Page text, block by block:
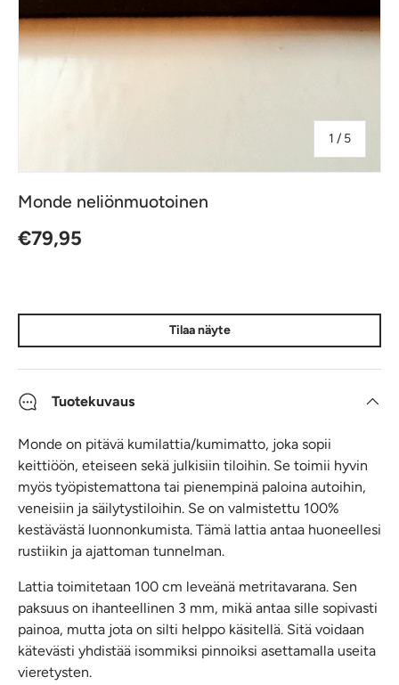
1 / jostakin
5
Monde neliönmuotoinen
Normaalihinta
€79,95
Tilaa näyte
Tuotekuvaus
Monde on pitävä kumilattia/kumimatto, joka sopii
keittiöön, eteiseen sekä julkisiin tiloihin. Se toimii hyvin
myös työpistemattona tai pienempinä paloina autoihin,
veneisiin ja säilytystiloihin. Se on valmistettu 100%
kestävästä luonnonkumista. Tämä lattia antaa huoneellesi
rustiikin ja ajattoman tunnelman.
Lattia toimitetaan 100 cm leveänä metritavarana. Sen
paksuus on ihanteellinen 3 mm, mikä antaa sille sopivasti
painoa, mutta jota on silti helppo käsitellä. Sitä voidaan
kätevästi yhdistää isommiksi pinnoiksi asettamalla useita
vieretysten.